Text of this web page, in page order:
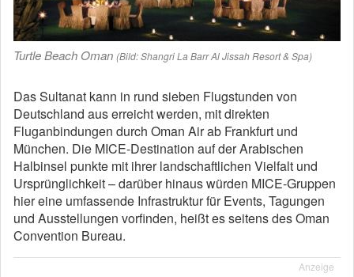
Turtle Beach Oman (Bild: Shangri La Barr Al Jissah Resort & Spa)
Das Sultanat kann in rund sieben Flugstunden von
Deutschland aus erreicht werden, mit direkten
Fluganbindungen durch Oman Air ab Frankfurt und
München. Die MICE-Destination auf der Arabischen
Halbinsel punkte mit ihrer landschaftlichen Vielfalt und
Ursprünglichkeit – darüber hinaus würden MICE-Gruppen
hier eine umfassende Infrastruktur für Events, Tagungen
und Ausstellungen vorfinden, heißt es seitens des Oman
Convention Bureau.
Anzeige